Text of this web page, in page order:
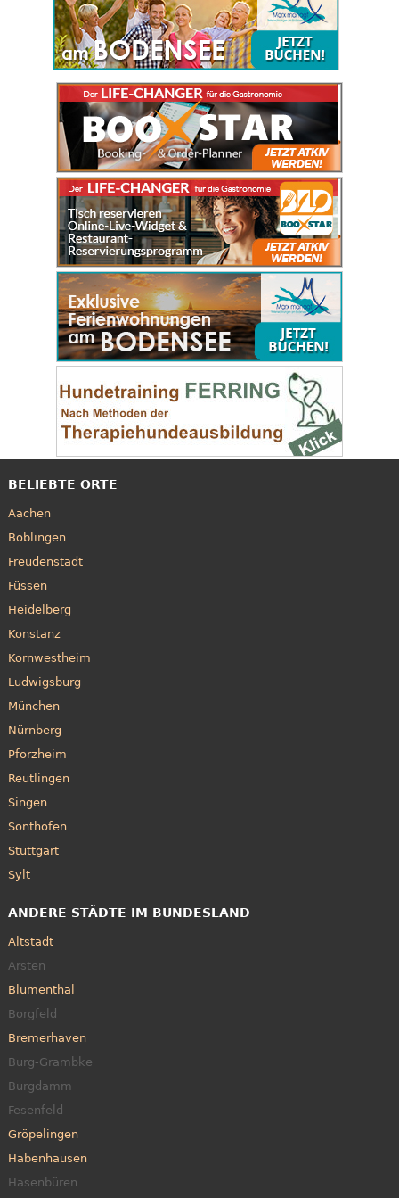
BELIEBTE ORTE
Aachen
Böblingen
Freudenstadt
Füssen
Heidelberg
Konstanz
Kornwestheim
Ludwigsburg
München
Nürnberg
Pforzheim
Reutlingen
Singen
Sonthofen
Stuttgart
Sylt
ANDERE STÄDTE IM BUNDESLAND
Altstadt
Arsten
Blumenthal
Borgfeld
Bremerhaven
Burg-Grambke
Burgdamm
Fesenfeld
Gröpelingen
Habenhausen
Hasenbüren